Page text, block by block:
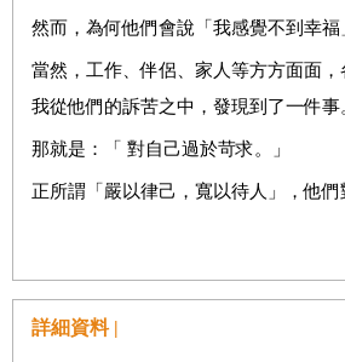
Chapter 2 嚴以律己的人慣有
對別人超級好，對自己卻……
眼中只有他人之物的價值
慣性罪惡感作祟，不懂自我珍惜
然而，為何他們會說「我感覺不到幸福
當然，工作、伴侶、家人等方方面面
我從他們的訴苦之中，發現到了一件事
那就是：「 對自己過於苛求。」
正所謂「嚴以律己，寬以待人」，他
力與價值，卻不願肯定自己……。
詳細資料 |